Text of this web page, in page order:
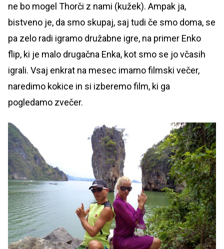
ne bo mogel Thorči z nami (kužek). Ampak ja,
bistveno je, da smo skupaj, saj tudi če smo doma, se
pa zelo radi igramo družabne igre, na primer Enko
flip, ki je malo drugačna Enka, kot smo se jo včasih
igrali. Vsaj enkrat na mesec imamo filmski večer,
naredimo kokice in si izberemo film, ki ga
pogledamo zvečer.